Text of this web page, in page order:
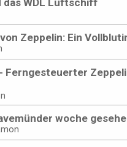
das WDL Luftschiff
Zeppelin: Ein
Ferngesteuerter
woche